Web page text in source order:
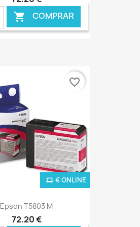
 COMPRAR
Epson T5803 M
72,20 €
€ ONLINE
favorite_border